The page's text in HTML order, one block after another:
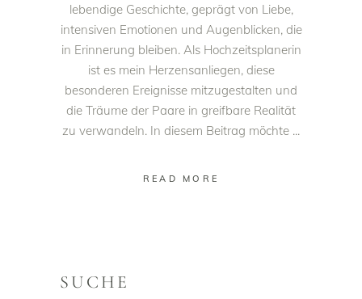
lebendige Geschichte, geprägt von Liebe,
intensiven Emotionen und Augenblicken, die
in Erinnerung bleiben. Als Hochzeitsplanerin
ist es mein Herzensanliegen, diese
besonderen Ereignisse mitzugestalten und
die Träume der Paare in greifbare Realität
zu verwandeln. In diesem Beitrag möchte
READ MORE
SUCHE